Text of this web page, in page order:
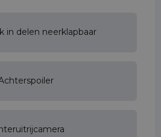
in delen neerklapbaar